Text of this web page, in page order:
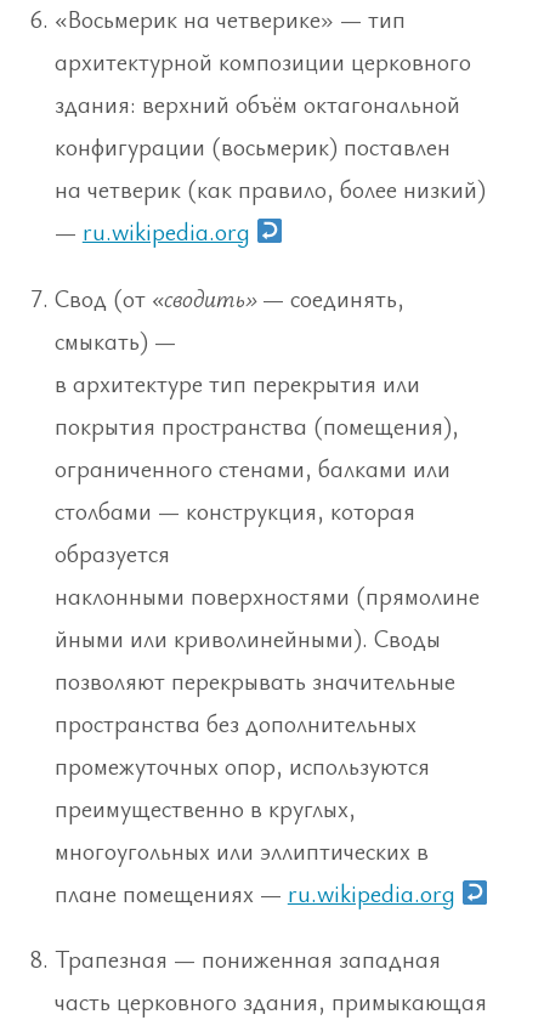
«Восьмерик на четверике» — тип
архитектурной композиции церковного
здания: верхний объём октагональной
конфигурации (восьмерик) поставлен
на четверик (как правило, более низкий)
— ru.wikipedia.org
Свод (от «сводить»— соединять,
смыкать) —
в архитектуре тип перекрытия или
покрытия пространства (помещения),
ограниченного стенами, балками или
столбами — конструкция, которая
образуется
наклонными поверхностями (прямолине
йными или криволинейными). Своды
позволяют перекрывать значительные
пространства без дополнительных
промежуточных опор, используются
преимущественно в круглых,
многоугольных или эллиптических в
плане помещениях — ru.wikipedia.org
Трапезная — пониженная западная
часть церковного здания, примыкающая